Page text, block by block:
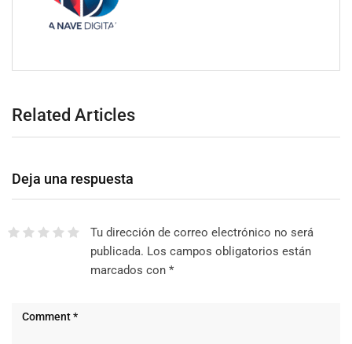
Related Articles
Deja una respuesta
Tu dirección de correo electrónico no será
publicada. Los campos obligatorios están
marcados con *